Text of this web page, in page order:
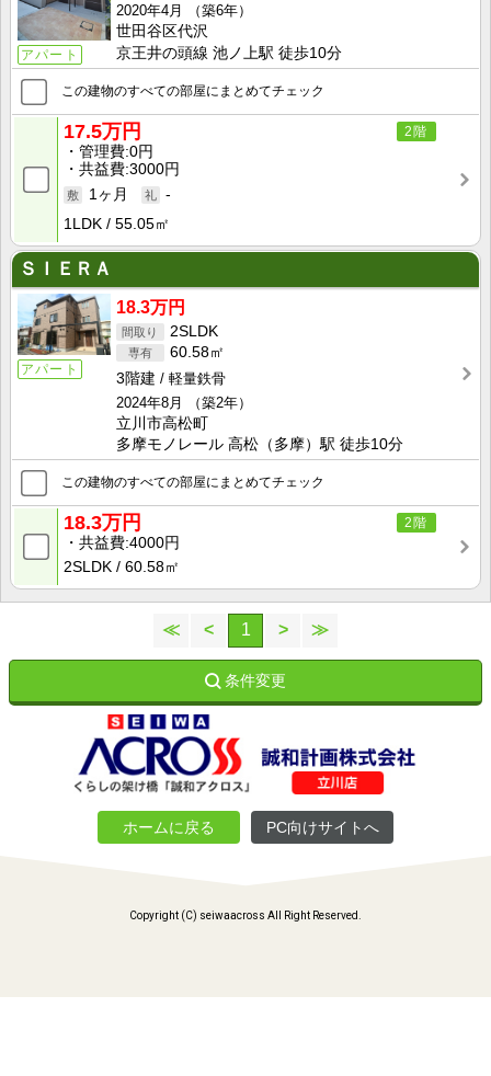
アパート
2020年4月
（築6年）
世田谷区代沢
京王井の頭線 池ノ上駅 徒歩10分
この建物のすべての部屋にまとめてチェック
2階
17.5万円
管理費 0円
共益費 3000円
1ヶ月
-
1LDK
55.05㎡
ＳＩＥＲＡ
アパート
18.3万円
2SLDK
60.58㎡
3階建
軽量鉄骨
2024年8月
（築2年）
立川市高松町
多摩モノレール 高松（多摩）駅 徒歩10分
この建物のすべての部屋にまとめてチェック
2階
18.3万円
共益費 4000円
2SLDK
60.58㎡
≪ < 1 > ≫
条件変更
ホームに戻る PC向けサイトへ
Copyright (C) seiwaacross All Right Reserved.